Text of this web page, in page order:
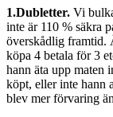
1.Dubletter. Vi
inte är 110 % säkra
överskådlig framtid.
köpa 4 betala för 3
hann äta upp maten
köpt, eller inte hann
blev mer förvaring